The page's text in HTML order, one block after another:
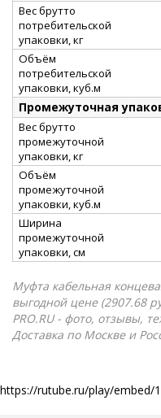
Вес брутто
потребительской
упаковки, кг
Объём
потребительской
упаковки, куб.м
Промежуточная
Вес брутто
промежуточной
упаковки, кг
Объём
промежуточной
упаковки, куб.м
Ширина
промежуточной
упаковки, см
Муфта кабельная
выгодной цене (2907.68
PRO.RU - фото, отзывы,
Доставка по Москве и
https://rutube.ru/play/embed/